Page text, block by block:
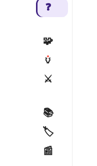
❓
🧩
🏺
⚔️
📚
🏷️
📰